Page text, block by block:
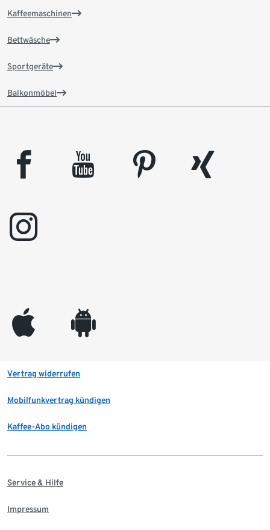
Kaffeemaschinen
Bettwäsche
Sportgeräte
Balkonmöbel
facebook youtube pinterest
xing
instagram
appleinc android
Vertrag widerrufen
Mobilfunkvertrag kündigen
Kaffee-Abo kündigen
Service & Hilfe
Impressum